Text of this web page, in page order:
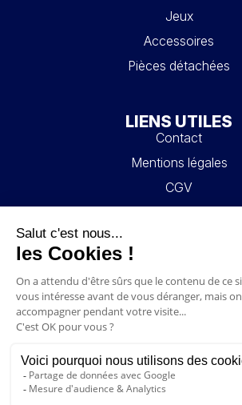
Jeux
Accessoires
Pièces détachées
LIENS UTILES
Contact
Mentions légales
CGV
NOUS SUIVRE
4.6/5